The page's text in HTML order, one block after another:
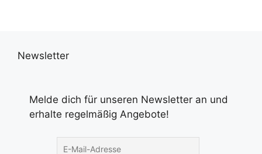
Newsletter
Melde dich für unseren Newsletter an und
erhalte regelmäßig Angebote!